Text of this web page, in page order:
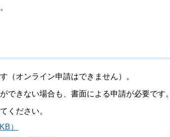
（オンライン申請はできません）。
できない場合も、書面による申請が必要です。
ください。
）